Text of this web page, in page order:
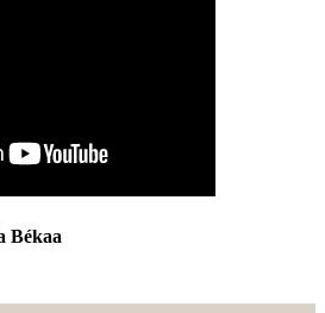
Békaa